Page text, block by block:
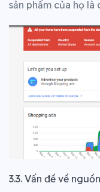
sản phẩm của họ là
3.3. Vấn đề về